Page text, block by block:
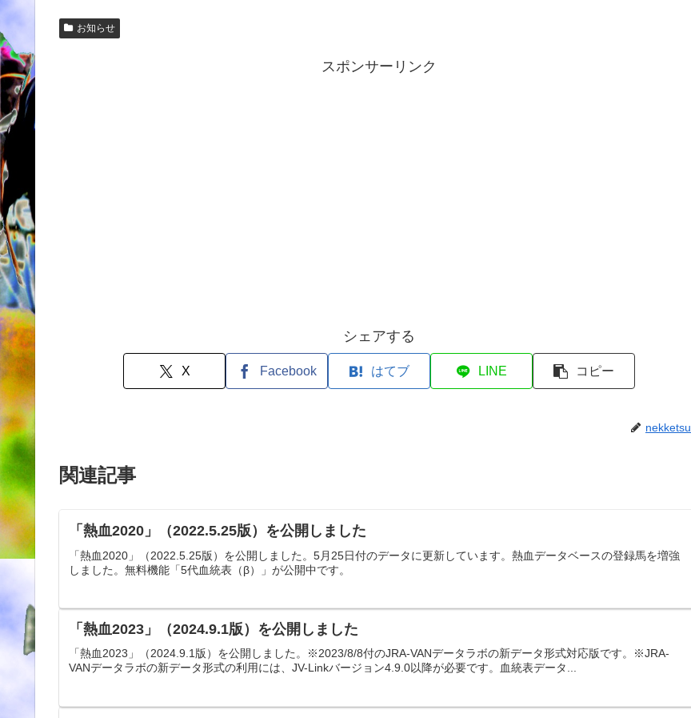
お知らせ
スポンサーリンク
シェアする
X Facebook はてブ LINE コピー
nekketsu
関連記事
「熱血2020」（2022.5.25版）を公開しました
「熱血2020」（2022.5.25版）を公開しました。5月25日付のデータに更新しています。熱血データベースの登録馬を増強
しました。無料機能「5代血統表（β）」が公開中です。
「熱血2023」（2024.9.1版）を公開しました
「熱血2023」（2024.9.1版）を公開しました。※2023/8/8付のJRA-VANデータラボの新データ形式対応版です。※JRA-
VANデータラボの新データ形式の利用には、JV-Linkバージョン4.9.0以降が必要です。血統表データ...